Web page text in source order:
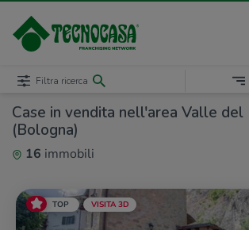
Case in vendita nell'area Valle del
(Bologna)
16 immobili
Filtra ricerca
TOP VISITA 3D